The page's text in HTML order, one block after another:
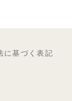
に基づく表記